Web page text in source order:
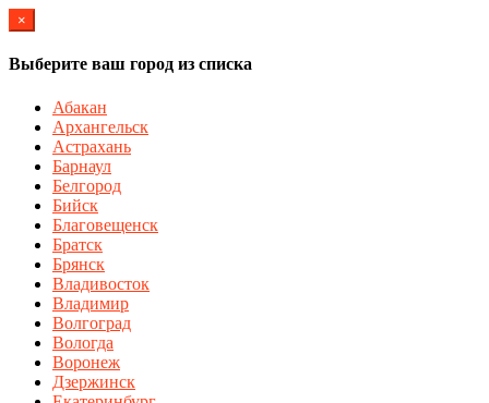
×
Выберите ваш город из списка
Абакан
Архангельск
Астрахань
Барнаул
Белгород
Бийск
Благовещенск
Братск
Брянск
Владивосток
Владимир
Волгоград
Вологда
Воронеж
Дзержинск